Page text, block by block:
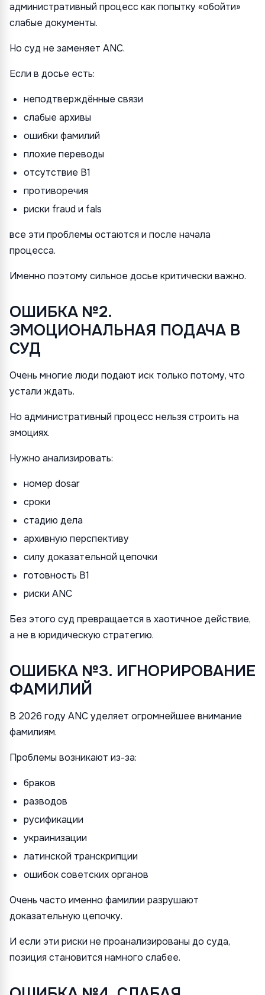
административный процесс как попытку «обойти»
слабые документы.
Но суд не заменяет ANC.
Если в досье есть:
неподтверждённые связи
слабые архивы
ошибки фамилий
плохие переводы
отсутствие B1
противоречия
риски fraud и fals
все эти проблемы остаются и после начала
процесса.
Именно поэтому сильное досье критически важно.
ОШИБКА №2.
ЭМОЦИОНАЛЬНАЯ ПОДАЧА В
СУД
Очень многие люди подают иск только потому, что
устали ждать.
Но административный процесс нельзя строить на
эмоциях.
Нужно анализировать:
номер dosar
сроки
стадию дела
архивную перспективу
силу доказательной цепочки
готовность B1
риски ANC
Без этого суд превращается в хаотичное действие,
а не в юридическую стратегию.
ОШИБКА №3. ИГНОРИРОВАНИЕ
ФАМИЛИЙ
В 2026 году ANC уделяет огромнейшее внимание
фамилиям.
Проблемы возникают из-за:
браков
разводов
русификации
украинизации
латинской транскрипции
ошибок советских органов
Очень часто именно фамилии разрушают
доказательную цепочку.
И если эти риски не проанализированы до суда,
позиция становится намного слабее.